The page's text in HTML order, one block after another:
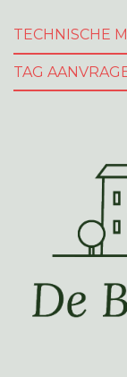
TECHNISCHE
TAG